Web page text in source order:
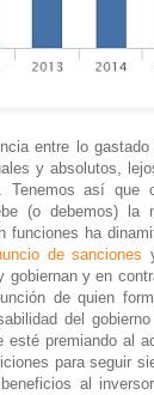
entre lo
y absolutos,
Tenemos así que
(o debemos) la
funciones ha
de sanciones
gobiernan y en
de quien
del
premiando al
para seguir
al